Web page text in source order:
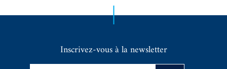
Inscrivez-vous à la newsletter